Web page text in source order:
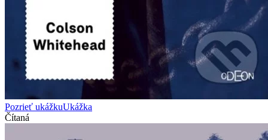
Pozrieť ukážkuUkážka
Čítaná